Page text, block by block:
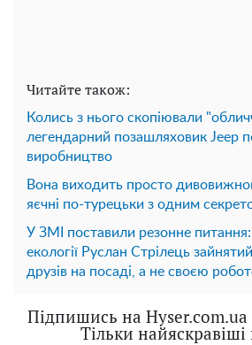
Читайте також:
Колись з нього скопіювали
легендарний позашляховик Jeep
виробництво
Вона виходить просто
яєчні по-турецьки з одним
У ЗМІ поставили резонне питання:
екології Руслан Стрілець
друзів на посаді, а не своєю
Підпишись на Hyser.com.ua
Тільки